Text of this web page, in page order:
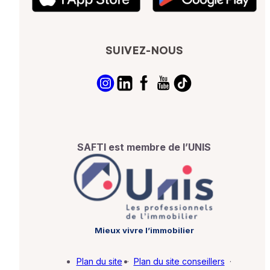
SUIVEZ-NOUS
SAFTI est membre de l’UNIS
Mieux vivre l’immobilier
Plan du site · Plan du site conseillers ·